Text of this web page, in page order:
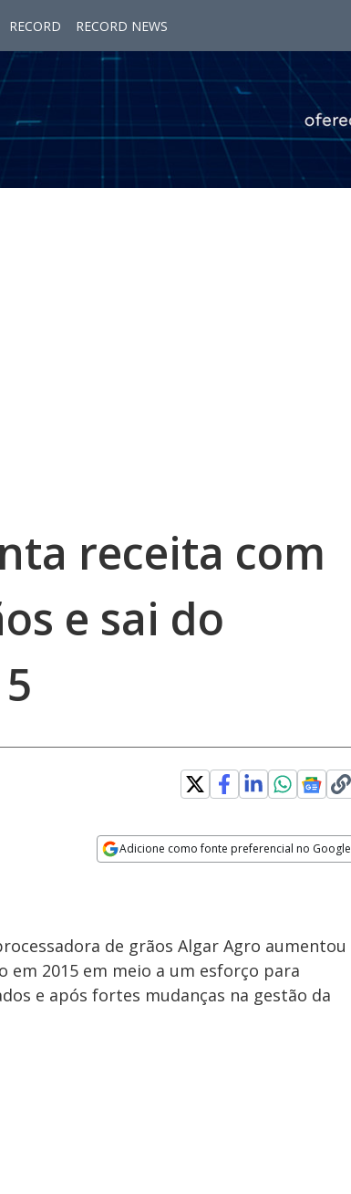
RECORD RECORD NEWS
receita com
e sai do
Adicione como fonte preferencial no Google
de grãos Algar Agro aumentou
em 2015 em meio a um esforço para
e após fortes mudanças na gestão da